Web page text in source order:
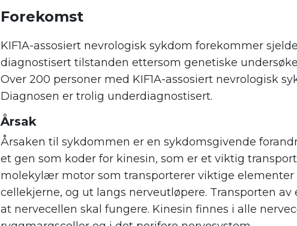
Forekomst
KIF1A-assosiert nevrologisk sykdom forekommer
diagnostisert tilstanden ettersom genetiske
Over 200 personer med KIF1A-assosiert nevrologisk
Diagnosen er trolig underdiagnostisert.
Årsak
Årsaken til sykdommen er en sykdomsgivende
et gen som koder for kinesin, som er et viktig
molekylær motor som transporterer viktige elementer
cellekjerne, og ut langs nerveutløpere. Transporten
at nervecellen skal fungere. Kinesin finnes i alle